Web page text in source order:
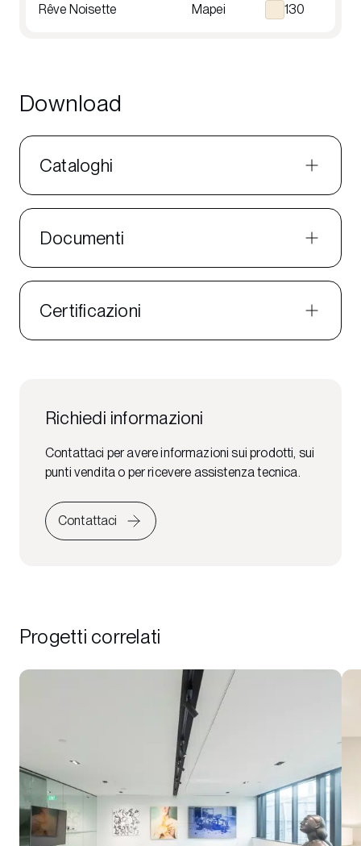
Rêve Noisette Mapei 130
Download
Cataloghi
Documenti
Certificazioni
Richiedi informazioni
Contattaci per avere informazioni sui prodotti, sui
punti vendita o per ricevere assistenza tecnica.
Contattaci
Progetti correlati